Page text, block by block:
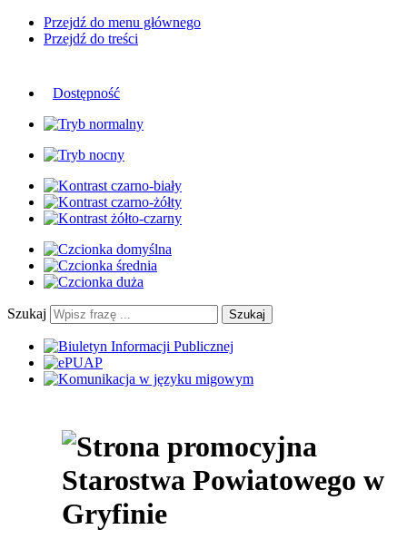
Przejdź do menu głównego
Przejdź do treści
Dostępność
Szukaj Szukaj